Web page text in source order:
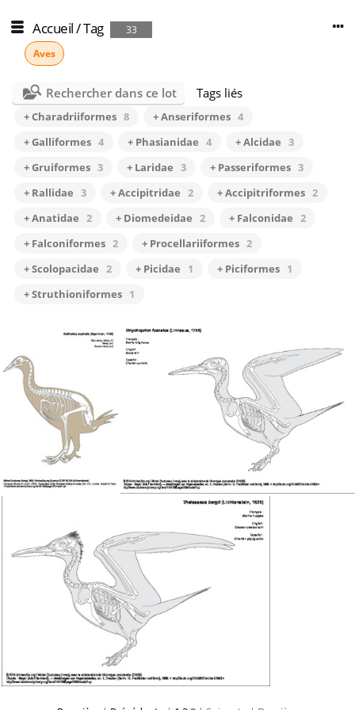
Accueil/Tag
33
Aves
Rechercher dans ce lot Tags liés
+ Charadriiformes 8 + Anseriformes 4
+ Galliformes 4 + Phasianidae 4 + Alcidae 3
+ Gruiformes 3 + Laridae 3 + Passeriformes 3
+ Rallidae 3 + Accipitridae 2 + Accipitriformes 2
+ Anatidae 2 + Diomedeidae 2 + Falconidae 2
+ Falconiformes 2 + Procellariiformes 2
+ Scolopacidae 2 + Picidae 1 + Piciformes 1
+ Struthioniformes 1